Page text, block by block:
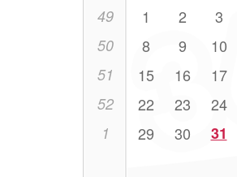
49 1 2 3
50 8 9 10
51 15 16 17
52 22 23 24
1 29 30 31